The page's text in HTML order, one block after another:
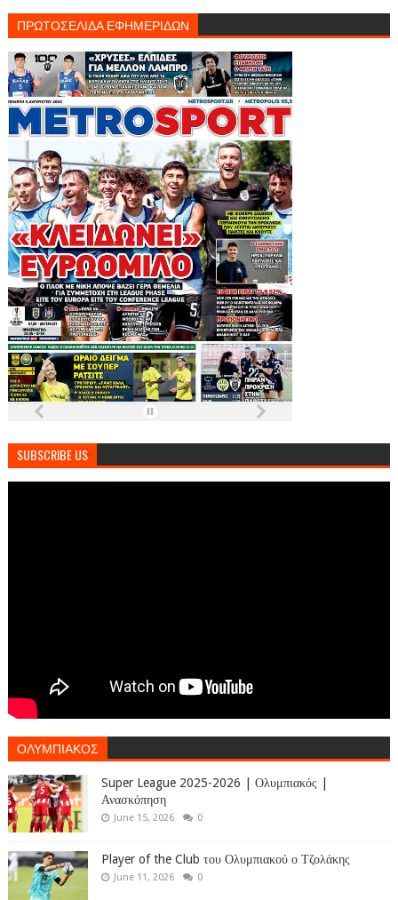
ΠΡΩΤΟΣΕΛΙΔΑ ΕΦΗΜΕΡΙΔΩΝ
SUBSCRIBE US
ΟΛΥΜΠΙΑΚΟΣ
Super League 2025-2026 | Ολυμπιακός |
Ανασκόπηση
June 15, 2026 0
Player of the Club του Ολυμπιακού ο Τζολάκης
June 11, 2026 0